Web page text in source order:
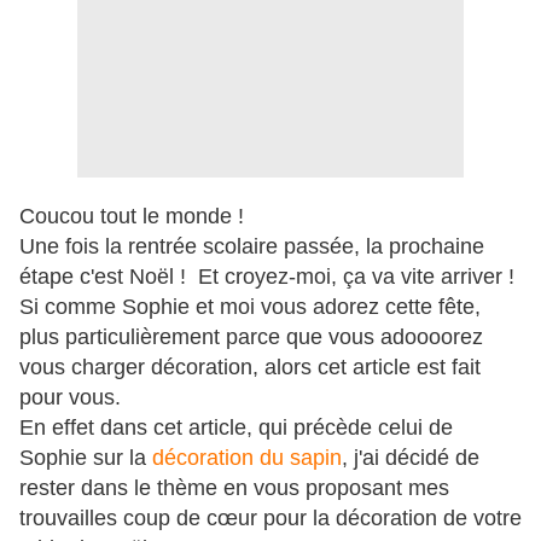
Coucou tout le monde !
Une fois la rentrée scolaire passée, la prochaine
étape c'est Noël ! Et croyez-moi, ça va vite arriver !
Si comme Sophie et moi vous adorez cette fête,
plus particulièrement parce que vous adoooorez
vous charger décoration, alors cet article est fait
pour vous.
En effet dans cet article, qui précède celui de
Sophie sur la décoration du sapin, j'ai décidé de
rester dans le thème en vous proposant mes
trouvailles coup de cœur pour la décoration de votre